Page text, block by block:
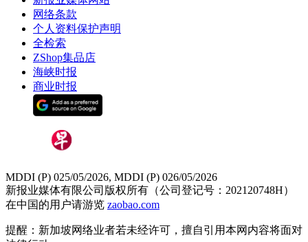
网络条款
个人资料保护声明
全检索
ZShop集品店
海峡时报
商业时报
MDDI (P) 025/05/2026, MDDI (P) 026/05/2026
新报业媒体有限公司版权所有（公司登记号：202120748H）
在中国的用户请游览 zaobao.com
提醒：新加坡网络业者若未经许可，擅自引用本网内容将面对